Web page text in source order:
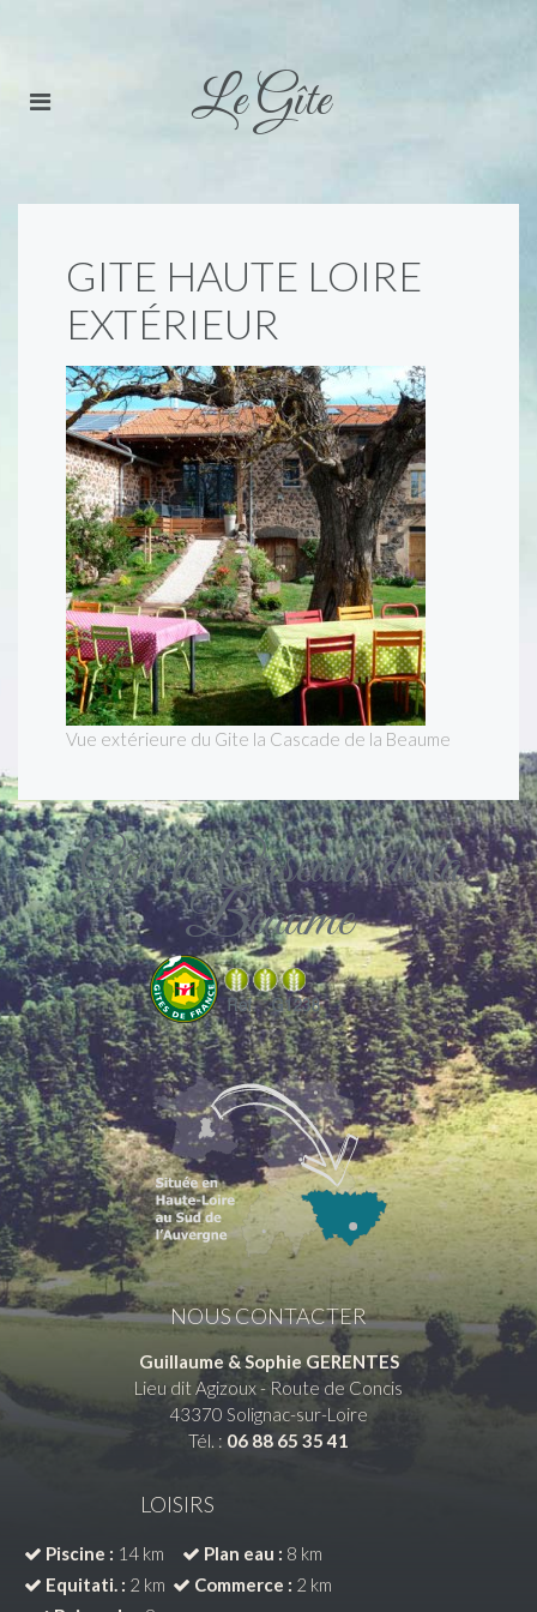
Le Gîte
GITE HAUTE LOIRE
EXTÉRIEUR
Vue extérieure du Gite la Cascade de la Beaume
Gîte la Cascade de la
Beaume
NOUS CONTACTER
Guillaume & Sophie GERENTES
Lieu dit Agizoux - Route de Concis
43370 Solignac-sur-Loire
Tél. : 06 88 65 35 41
LOISIRS
Piscine : 14 km Plan eau : 8 km
Equitati. : 2 km Commerce : 2 km